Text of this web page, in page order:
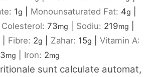
1g Monounsaturated Fat: 4g
Colesterol: 73mg Sodiu: 219mg
Fibre: 2g Zahar: 15g
Vitamin A:
mg Iron: 2mg